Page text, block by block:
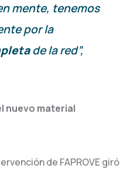
mente, tenemos
por la
de la red”,
nuevo material
de FAPROVE giró